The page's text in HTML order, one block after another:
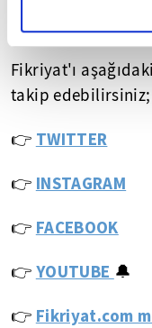
detaylı bilgi almak
FİKRİYAT.COM
Fikriyat'ı aşağıdaki
takip edebilirsiniz;
👉 TWITTER
👉 INSTAGRAM
👉 FACEBOOK
👉 YOUTUBE 🔔
👉 Fikriyat.com